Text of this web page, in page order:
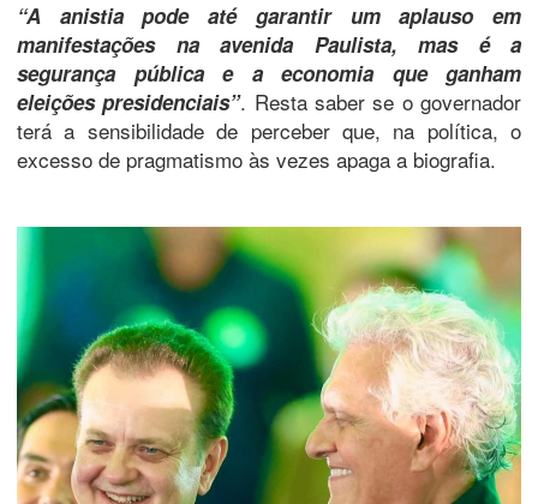
“​A anistia pode até garantir um aplauso em
manifestações na avenida Paulista, mas é a
segurança pública e a economia que ganham
eleições presidenciais”. Resta saber se o governador
terá a sensibilidade de perceber que, na política, o
excesso de pragmatismo às vezes apaga a biografia.